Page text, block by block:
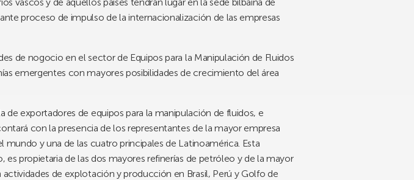
proceso de impulso de la internacionalización de las empresas
de nogocio en el sector de Equipos para la Manipulación de Fluidos
emergentes con mayores posibilidades de crecimiento del área
exportadores de equipos para la manipulación de fluidos, e
con la presencia de los representantes de la mayor empresa
y una de las cuatro principales de Latinoamérica. Esta
propietaria de las dos mayores refinerías de petróleo y de la mayor
de explotación y producción en Brasil, Perú y Golfo de